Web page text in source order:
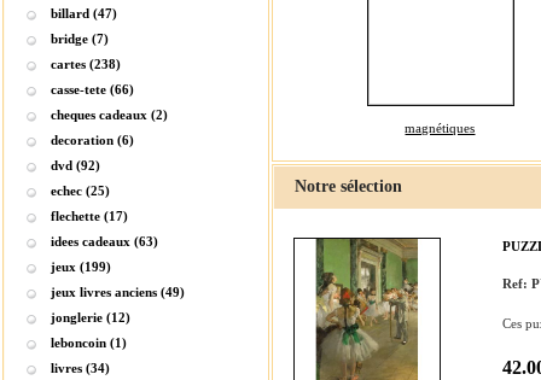
billard (47)
bridge (7)
cartes (238)
casse-tete (66)
cheques cadeaux (2)
decoration (6)
dvd (92)
echec (25)
flechette (17)
idees cadeaux (63)
jeux (199)
jeux livres anciens (49)
jonglerie (12)
leboncoin (1)
livres (34)
magnétiques
Notre sélection
Ref:
Ces